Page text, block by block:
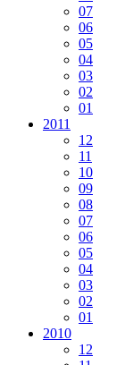
07
06
05
04
03
02
01
2011
12
11
10
09
08
07
06
05
04
03
02
01
2010
12